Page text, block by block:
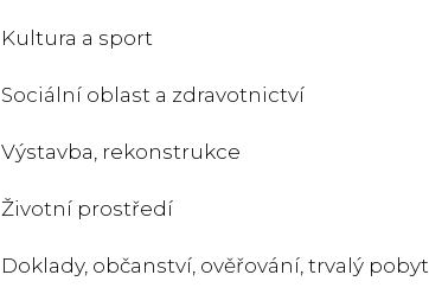
Kultura a sport
Sociální oblast a zdravotnictví
Výstavba, rekonstrukce
Životní prostředí
Doklady, občanství, ověřování, trvalý pobyt